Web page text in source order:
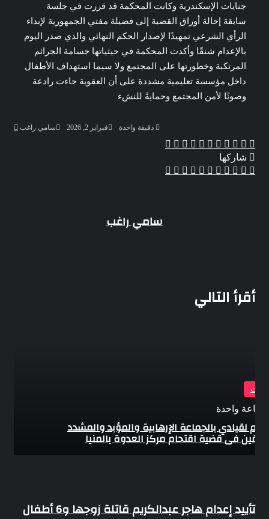
جنايات الإسكندرية وكانت المحكمة قد قررت في جلسة
سابقة إحالة أوراق القضية إلى فضيلة مفتي الجمهورية لإبداء
الرأي الشرعي تمهيدًا لإصدار الحكم النهائي والذي صدر اليوم
بالإعدام شنقًا وأكدت المحكمة في حيثياتها جسامة الجرائم
المرتكبة وخطورتها على المجتمع ولا سيما استهداف الأطفال
داخل مؤسسة تعليمية مشددة على أن العقوبة جاءت رادعة
وصونًا لأمن المجتمع وحمايةً للنشء
سامي راغب فبراير 2, 2026 دقيقة واحدة
فيسبوك ‫X
لينكدإن
بينتيريست‫Pocket
واتساب
تيلقرامڤايبر
شاركها
فيسبوك ‫X
لينكدإن
بينتيريست
Odnoklassniki
‫Pocket
مشاركة
سامي راغب
أقرأ التالي
ساعة واحدة
لقيادي بالجماعة الإرهابية والمؤبد والمشدد
فى قضية اقتحام مركز العدوة بالمنيا
تأييد
إعدام
تأييد إعدام هاجر عبدالكريم قاتلة زوجها و6 أطفال